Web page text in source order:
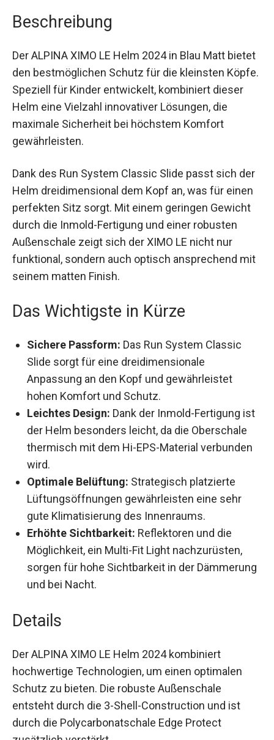
Beschreibung
bietet den bestmöglichen Schutz für die
kleinsten Köpfe. Speziell für Kinder entwickelt,
kombiniert dieser Helm eine Vielzahl innovativer
Lösungen, die maximale Sicherheit bei höchstem
Komfort gewährleisten.
der Helm dreidimensional dem Kopf an, was für
einen perfekten Sitz sorgt. Mit einem geringen
Gewicht durch die Inmold-Fertigung und einer
robusten Außenschale zeigt sich der XIMO LE
nicht nur funktional, sondern auch optisch
ansprechend mit seinem matten Finish.
Das Wichtigste in Kürze
Slide sorgt für eine dreidimensionale
Anpassung an den Kopf und gewährleistet
hohen Komfort und Schutz.
Leichtes Design:Dank der Inmold-Fertigung
ist der Helm besonders leicht, da die
Oberschale thermisch mit dem Hi-EPS-
Material verbunden wird.
Optimale Belüftung:
Lüftungsöffnungen gewährleisten eine sehr
gute Klimatisierung des Innenraums.
Erhöhte Sichtbarkeit:Reflektoren und die
Möglichkeit, ein Multi-Fit Light nachzurüsten,
sorgen für hohe Sichtbarkeit in der
Dämmerung und bei Nacht.
Details
hochwertige Technologien, um einen optimalen
Schutz zu bieten. Die robuste Außenschale
entsteht durch die 3-Shell-Construction und ist
durch die Polycarbonatschale Edge Protect
zusätzlich verstärkt.